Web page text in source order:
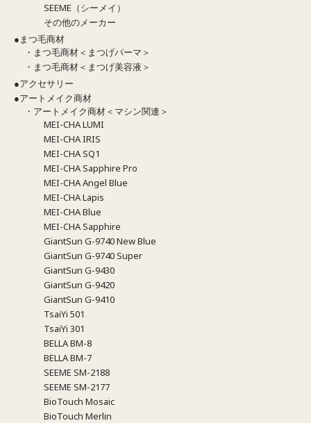
SEEME（シーメイ）
その他のメーカー
●まつ毛商材
・まつ毛商材＜まつげパーマ＞
・まつ毛商材＜まつげ美容液＞
●アクセサリー
●アートメイク商材
・アートメイク商材＜マシン関連＞
MEI-CHA LUMI
MEI-CHA IRIS
MEI-CHA SQ1
MEI-CHA Sapphire Pro
MEI-CHA Angel Blue
MEI-CHA Lapis
MEI-CHA Blue
MEI-CHA Sapphire
GiantSun G-9740 New Blue
GiantSun G-9740 Super
GiantSun G-9430
GiantSun G-9420
GiantSun G-9410
TsaiYi 501
TsaiYi 301
BELLA BM-8
BELLA BM-7
SEEME SM-2188
SEEME SM-2177
BioTouch Mosaic
BioTouch Merlin